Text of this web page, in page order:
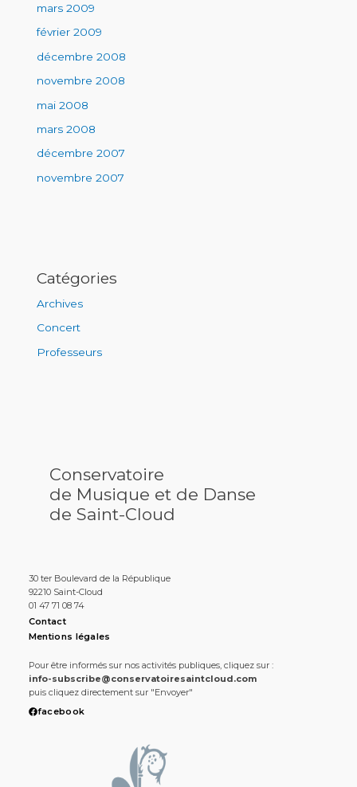
mars 2009
février 2009
décembre 2008
novembre 2008
mai 2008
mars 2008
décembre 2007
novembre 2007
Catégories
Archives
Concert
Professeurs
Conservatoire
de Musique et de Danse
de Saint-Cloud
30 ter Boulevard de la République
92210 Saint-Cloud
01 47 71 08 74
Contact
Mentions légales
Pour être informés sur nos activités publiques, cliquez sur :
info-subscribe@conservatoiresaintcloud.com
puis cliquez directement sur "Envoyer"
facebook